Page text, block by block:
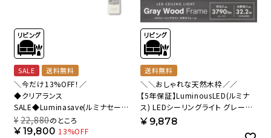
SALE 送料無料
＼今だけ13%OFF！／
◆クリアランス
SALE◆Luminasave(ルミナセー
ブ) 省エネ とにかく明るい LEDシ
ーリングライト ～20畳用 調光モデ
¥22,880のところ
¥19,800 13%OFF
送料無料
＼＼おしゃれな天然木枠／／
【5年保証】LuminousLED(ルミナ
ス) LEDシーリングライト グレーウ
ッドフレーム（天然木枠） ～8畳用
¥9,878